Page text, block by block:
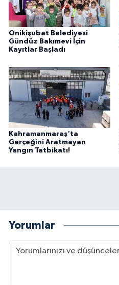
Onikişubat Belediyesi
Gündüz Bakımevi İçin
Kayıtlar Başladı
Kahramanmaraş'ta
Gerçeğini Aratmayan
Yangın Tatbikatı!
Yorumlar